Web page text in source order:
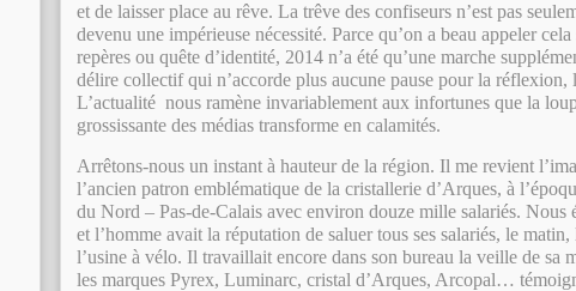
et de laisser place au rêve. La trêve des confiseurs n’est pas
devenu une impérieuse nécessité. Parce qu’on a beau appeler
repères ou quête d’identité, 2014 n’a été qu’une marche
délire collectif qui n’accorde plus aucune pause pour la réflexion,
L’actualité nous ramène invariablement aux infortunes que la
grossissante des médias transforme en calamités.
Arrêtons-nous un instant à hauteur de la région. Il me revient
l’ancien patron emblématique de la cristallerie d’Arques, à
du Nord – Pas-de-Calais avec environ douze mille salariés. Nous
et l’homme avait la réputation de saluer tous ses salariés, le
l’usine à vélo. Il travaillait encore dans son bureau la veille de sa
les marques Pyrex, Luminarc, cristal d’Arques, Arcopal…